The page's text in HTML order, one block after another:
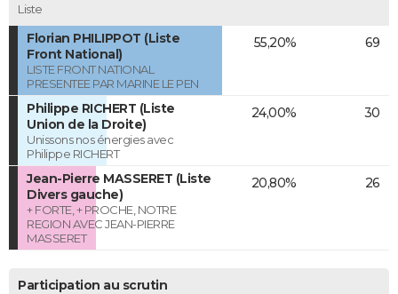
Liste
Florian PHILIPPOT (Liste
Front National)
LISTE FRONT NATIONAL
PRESENTEE PAR MARINE LE PEN
55,20% 69
Philippe RICHERT (Liste
Union de la Droite)
Unissons nos énergies avec
Philippe RICHERT
24,00% 30
Jean-Pierre MASSERET (Liste
Divers gauche)
+ FORTE, + PROCHE, NOTRE
REGION AVEC JEAN-PIERRE
MASSERET
20,80% 26
Participation au scrutin